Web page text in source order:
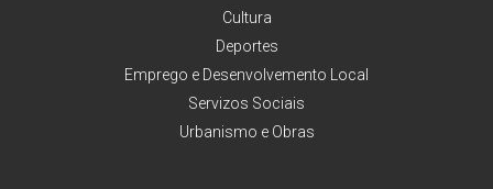
Cultura
Deportes
Emprego e Desenvolvemento Local
Servizos Sociais
Urbanismo e Obras